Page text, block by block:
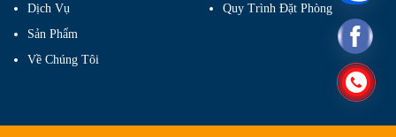
Dịch Vụ
Sản Phẩm
Về Chúng Tôi
Quy Trình Đặt Phòng